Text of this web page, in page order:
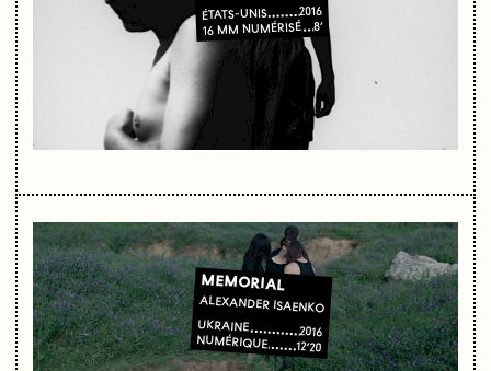
ÉTATS-UNIS 2016
16 MM NUMÉRISÉ 8’
MEMORIAL
ALEXANDER ISAENKO
UKRAINE 2016
NUMÉRIQUE 12’20